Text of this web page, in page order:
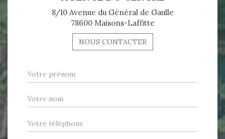
8/10 Avenue du Général de Gaulle
78600 Maisons-Laffitte
NOUS CONTACTER